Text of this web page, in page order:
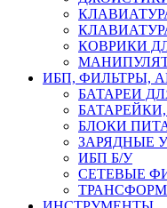
КОВРИКИ
ИБП, ФИЛЬТРЫ,
БАТАРЕИ
БЛОКИ
ЗАРЯДНЫЕ
ИБП Б/У
СЕТЕВЫЕ